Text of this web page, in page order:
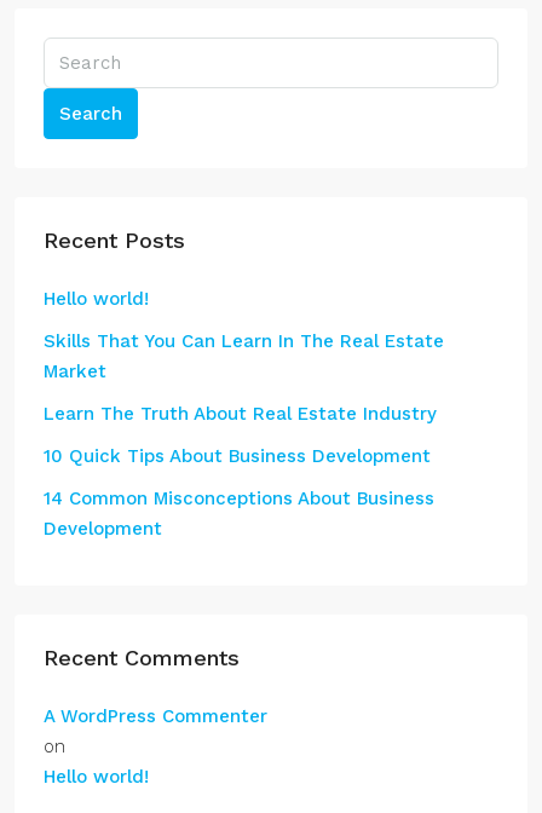
Search
Recent Posts
Hello world!
Skills That You Can Learn In The Real Estate
Market
Learn The Truth About Real Estate Industry
10 Quick Tips About Business Development
14 Common Misconceptions About Business
Development
Recent Comments
A WordPress Commenter
on
Hello world!